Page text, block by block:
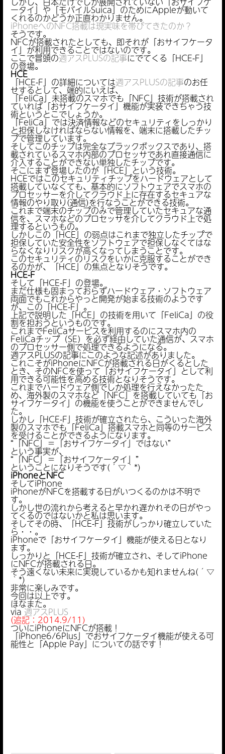
ータイ」や「モバイルSuica」のためにAppleが動いて
くれるのかどうか正直わかりません。
iPhoneへのNFC搭載は現実味を帯びてきたのか？
そうです。
NFCが搭載されたとしても、即それが「おサイフケータ
イ」が利用できることではないのです。
ここで冒頭の週アスPLUSの記事にでてくる「HCE-F」
の登場。
HCE
「HCE-F」の詳細については週アスPLUSの記事のお任
せするとして、端的にいえば、
「FeliCa」未搭載のスマホでも「NFC」技術が搭載され
ていれば「おサイフケータイ」機能が実装できちゃう技
術というとこでしょうか。
「FeliCa」では決済情報などのセキュリティをしっかり
と担保しなければならない情報を、端末に搭載したチッ
プで管理しています。
そしてこのチップは完全なブラックボックスであり、搭
載されているスマホ内部のプロセッサであれ直接通信に
介入することができない単独したチップです。
そこにまず登場したのが「HCE」という技術。
HCEではこのセキュリティチップをハードウェアとして
搭載していなくても、基本的にソフトウェアでスマホの
プロセッサーを介してクラウド上に存在するセキュアな
情報のやり取り(通信)を行なうことができる技術。
これまで端末のチップのみで管理していたセキュアな通
信を、スマホなどのプロセッサを介してクラウド上で処
理するというもの。
しかしこの「HCE」の弱点はこれまで独立したチップで
担保していた安全性をソフトウェアで担保しなくてはな
らなくなりリスクが高くなってしまうことです。
このセキュリティのリスクをいかに克服することができ
るのかが、「HCE」の焦点となりそうです。
HCE-F
そして「HCE-F」の登場。
まだ仕様も固まっておらずハードウェア・ソフトウェア
両面でもこれからやっと開発が始まる技術のようです
が、この「HCE-F」。
上記で説明した「HCE」の技術を用いて「FeliCa」の役
割を担おうというものです。
これまでFeliCaサービスを利用するのにスマホ内の
FeliCaチップ（SE）を必ず経由していた通信が、スマホ
のプロセッサー側で処理できるようになる。
週アスPLUSの記事にこのような記述がありました。
これこそがiPhoneにNFCが搭載される日がくるとした
とき、そのNFCを使って「おサイフケータイ」として利
用できる可能性を高める技術となりそうです。
これまでハードウェア側でしか処理を行えなかったた
め、海外製のスマホなど「NFC」を搭載していても「お
サイフケータイ」の機能を使うことができませんでし
た。
しかし「HCE-F」技術が確立されたら、こういった海外
製のスマホでも「FeliCa」搭載スマホと同等のサービス
を受けることができるようになります。
“「NFC」＝「おサイフケータイ」ではない”
という事実が、
“「NFC」＝「おサイフケータイ」”
ということになりそうです(´▽｀*)
iPhoneとNFC
そしてiPhone
iPhoneがNFCを搭載する日がいつくるのかは不明で
す。
しかし世の流れから考えると早かれ遅かれその日がやっ
てくるのではないかと私は思います。
そしてその時、「HCE-F」技術がしっかり確立していた
ら・・。
iPhoneで「おサイフケータイ」機能が使える日となり
ます。
しっかりと「HCE-F」技術が確立され、そしてiPhone
にNFCが搭載される日。
そう遠くない未来に実現しているかも知れませんね(´▽
｀*)
非常に楽しみです。
今回は以上です。
ほなまた。
via週アスPLUS
(追記：2014.9/11)
ついにiPhoneにNFCが搭載！
「iPhone6/6Plus」でおサイフケータイ機能が使える可
能性と「Apple Pay」についての話です！